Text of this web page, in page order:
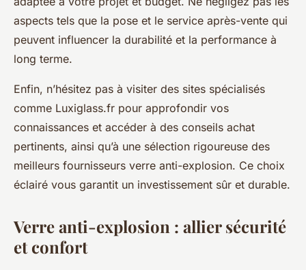
aspects tels que la pose et le service après-vente qui
peuvent influencer la durabilité et la performance à
long terme.
Enfin, n’hésitez pas à visiter des sites spécialisés
comme Luxiglass.fr pour approfondir vos
connaissances et accéder à des conseils achat
pertinents, ainsi qu’à une sélection rigoureuse des
meilleurs fournisseurs verre anti-explosion. Ce choix
éclairé vous garantit un investissement sûr et durable.
Verre anti-explosion : allier sécurité
et confort